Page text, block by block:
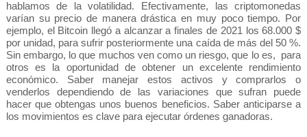
hablamos de la volatilidad. Efectivamente, las criptomonedas
varían su precio de manera drástica en muy poco tiempo. Por
ejemplo, el Bitcoin llegó a alcanzar a finales de 2021 los 68.000 $
por unidad, para sufrir posteriormente una caída de más del 50 %.
Sin embargo, lo que muchos ven como un riesgo, que lo es,  para
otros es la oportunidad de obtener un excelente rendimiento
económico. Saber manejar estos activos y comprarlos o
venderlos dependiendo de las variaciones que sufran puede
hacer que obtengas unos buenos beneficios. Saber anticiparse a
los movimientos es clave para ejecutar órdenes ganadoras.